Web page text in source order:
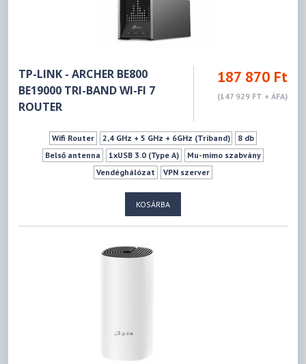
TP-LINK - ARCHER BE800
BE19000 TRI-BAND WI-FI 7
ROUTER
187 870 Ft
(147 929 FT + ÁFA)
Wifi Router 2,4 GHz + 5 GHz + 6GHz (Triband)
8 db
Belső antenna
1xUSB 3.0 (Type A)
Mu-mimo szabvány
Vendéghálózat
VPN szerver
KOSÁRBA